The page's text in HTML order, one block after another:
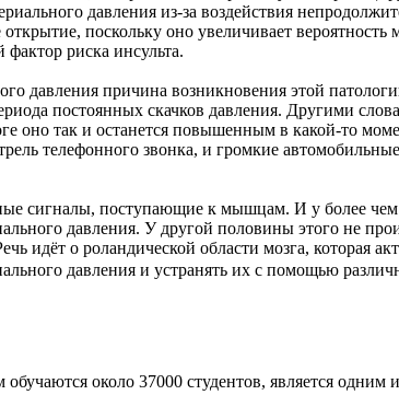
давления из-за воздействия
поскольку оно увеличивает
риска инсульта.
давления причина возникновения этой
постоянных скачков давления. Другими
оно так и останется повышенным в какой-то
телефонного звонка, и громкие
сигналы, поступающие к мышцам. И у более
давления. У другой половины этого не
идёт о роландической области мозга, которая
давления и устранять их с помощью
около 37000 студентов, является